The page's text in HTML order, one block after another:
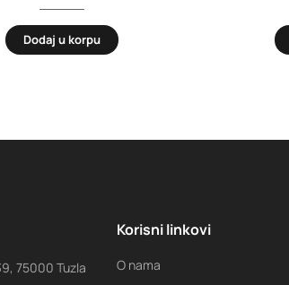
Dodaj u korpu
75000 Tuzla
Korisni linkovi
O nama